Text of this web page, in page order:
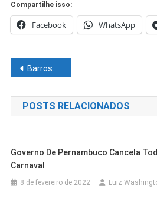
Compartilhe isso:
Facebook WhatsApp
Navegação
de
Post
Barroso, do STF, diz que Forças Armadas são orientadas a atacar sistema eleitoral
POSTS RELACIONADOS
Governo De Pernambuco Cancela
Carnaval
8 de fevereiro de 2022 Luiz